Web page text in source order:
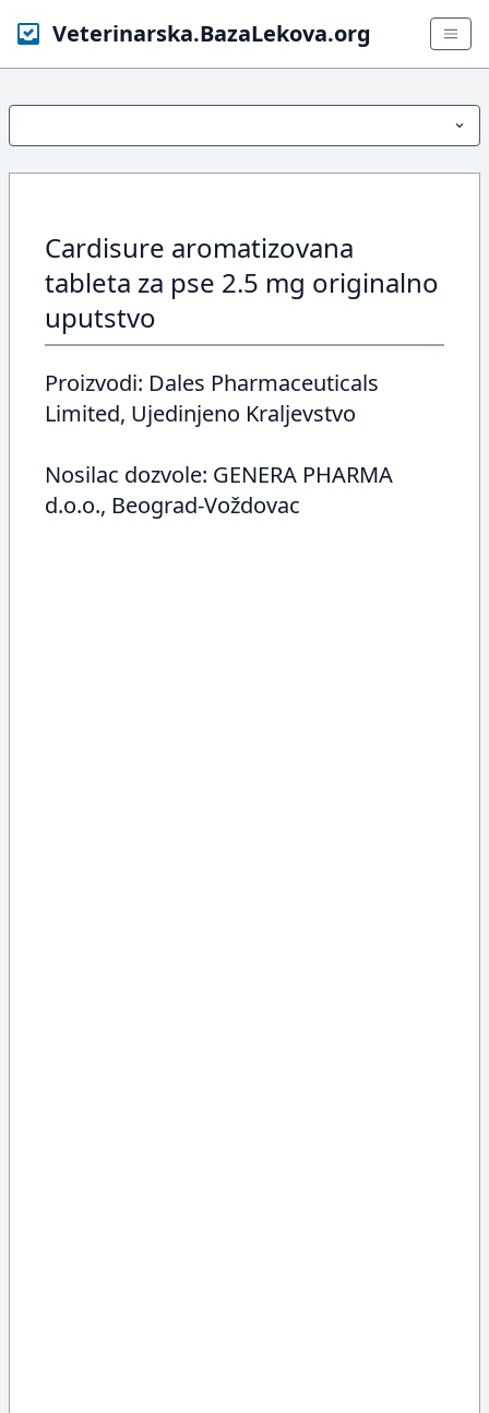
Veterinarska.BazaLekova.org
Cardisure aromatizovana
tableta za pse 2.5 mg originalno
uputstvo
Proizvodi: Dales Pharmaceuticals
Limited, Ujedinjeno Kraljevstvo
Nosilac dozvole: GENERA PHARMA
d.o.o., Beograd-Voždovac